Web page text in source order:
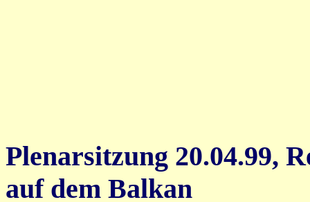
Plenarsitzung 20.04.99,
auf dem Balkan